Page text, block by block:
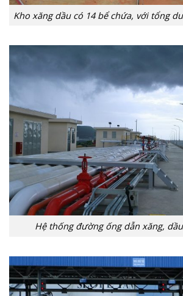
Kho xăng dầu có 14 bể chứa, với tổng
Hệ thống đường ống dẫn xăng,